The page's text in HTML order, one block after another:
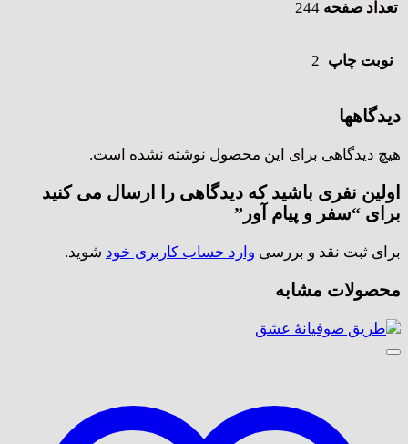
تعداد صفحه 244
نوبت چاپ 2
دیدگاهها
هیچ دیدگاهی برای این محصول نوشته نشده است.
اولین نفری باشید که دیدگاهی را ارسال می کنید
برای “سفر و پیام آور”
برای ثبت نقد و بررسی وارد حساب کاربری خود شوید.
محصولات مشابه